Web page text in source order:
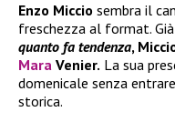
Enzo Miccio sembra il
freschezza al format.
quanto fa tendenza,
Mara Venier. La sua
domenicale senza
storica.